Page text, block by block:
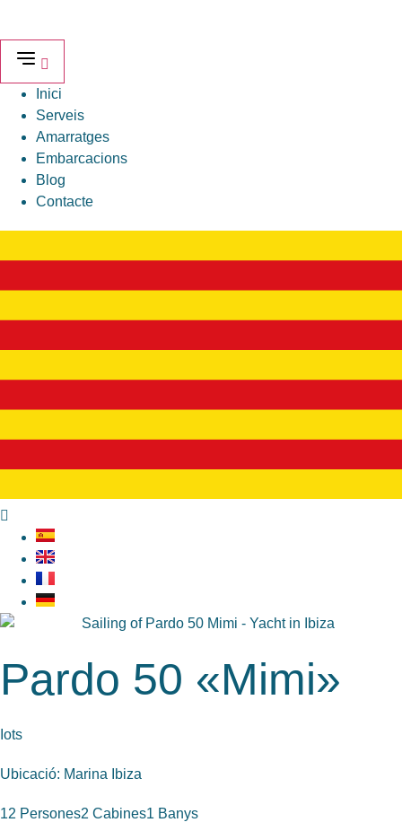
contingut
Inici
Serveis
Amarratges
Embarcacions
Blog
Contacte
Pardo 50 «Mimi»
Iots
Ubicació: Marina Ibiza
12 Persones2 Cabines1 Banys